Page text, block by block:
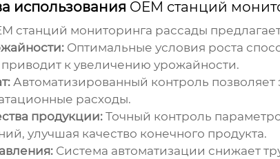
использования OEM станций
станций мониторинга рассады
Оптимальные условия роста
к увеличению урожайности.
Автоматизированный контроль позволяет
расходы.
продукции:Точный контроль
улучшая качество конечного продукта.
Система автоматизации снижает